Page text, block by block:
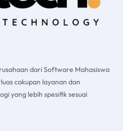
dari Software Mahasiswa
cakupan layanan dan
yang lebih spesifik sesuai